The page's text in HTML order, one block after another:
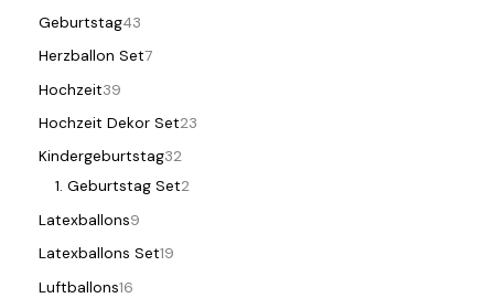
Geburtstag43
Herzballon Set7
Hochzeit39
Hochzeit Dekor Set23
Kindergeburtstag32
1. Geburtstag Set2
Latexballons9
Latexballons Set19
Luftballons16